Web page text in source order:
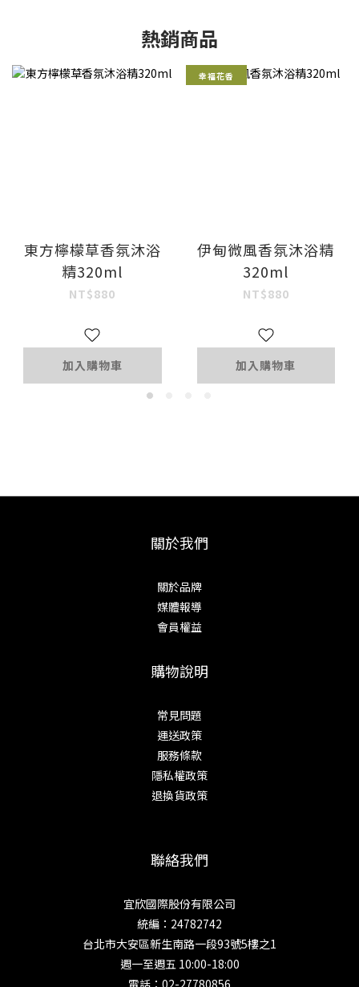
熱銷商品
東方檸檬草香氛沐浴
精320ml
NT$880
加入購物車
幸福花香
伊甸微風香氛沐浴精
320ml
NT$880
加入購物車
關於我們
關於品牌
媒體報導
會員權益
購物說明
常見問題
運送政策
服務條款
隱私權政策
退換貨政策
聯絡我們
宜欣國際股份有限公司
統編：24782742
台北市大安區新生南路一段93號5樓之1
週一至週五 10:00-18:00
電話：02-27780856